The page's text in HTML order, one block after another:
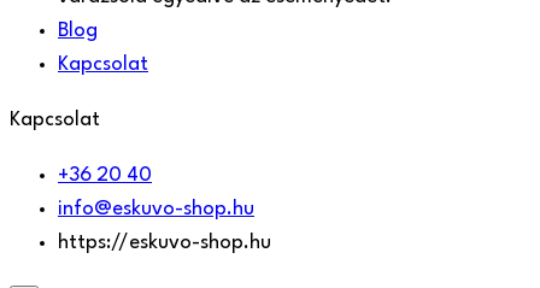
Blog
Kapcsolat
Kapcsolat
+36 20 40
info@eskuvo-shop.hu
https://eskuvo-shop.hu